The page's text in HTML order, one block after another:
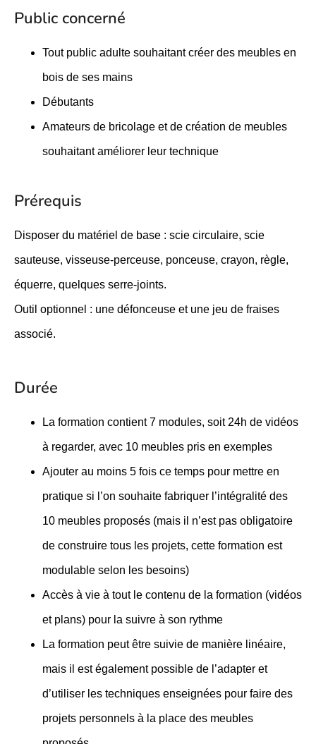
Public concerné
Tout public adulte souhaitant créer des meubles en
bois de ses mains
Débutants
Amateurs de bricolage et de création de meubles
souhaitant améliorer leur technique
Prérequis
Disposer du matériel de base : scie circulaire, scie
sauteuse, visseuse-perceuse, ponceuse, crayon, règle,
équerre, quelques serre-joints.
Outil optionnel : une défonceuse et une jeu de fraises
associé.
Durée
La formation contient 7 modules, soit 24h de vidéos
à regarder, avec 10 meubles pris en exemples
Ajouter au moins 5 fois ce temps pour mettre en
pratique si l’on souhaite fabriquer l’intégralité des
10 meubles proposés (mais il n’est pas obligatoire
de construire tous les projets, cette formation est
modulable selon les besoins)
Accès à vie à tout le contenu de la formation (vidéos
et plans) pour la suivre à son rythme
La formation peut être suivie de manière linéaire,
mais il est également possible de l’adapter et
d’utiliser les techniques enseignées pour faire des
projets personnels à la place des meubles